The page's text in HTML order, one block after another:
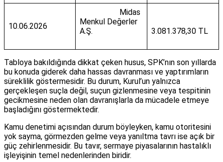
10.06.2026
Midas
Menkul Değerler
A.Ş.
3.081.378,30 TL
Tabloya bakıldığında dikkat çeken husus, SPK’nın son yıllarda
bu konuda giderek daha hassas davranması ve yaptırımların
süreklilik göstermesidir. Bu durum, Kurul’un yalnızca
gerçekleşen suçla değil, suçun gizlenmesine veya tespitinin
gecikmesine neden olan davranışlarla da mücadele etmeye
başladığını göstermektedir.
Kamu denetimi açısından durum böyleyken, kamu otoritesini
yok sayma, görmezden gelme veya yanıltma tavrı ise açık bir
güç zehirlenmesidir. Bu tavır, sermaye piyasalarının hastalıklı
işleyişinin temel nedenlerinden biridir.